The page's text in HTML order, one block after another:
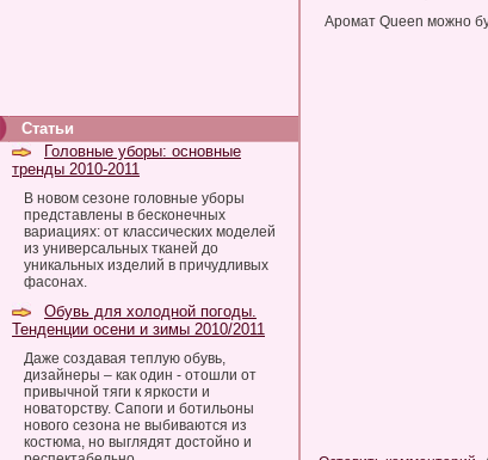
Статьи
Головные уборы: основные
тренды 2010-2011
В новом сезоне головные уборы
представлены в бесконечных
вариациях: от классических моделей
из универсальных тканей до
уникальных изделий в причудливых
фасонах.
Обувь для холодной погоды.
Тенденции осени и зимы 2010/2011
Даже создавая теплую обувь,
дизайнеры – как один - отошли от
привычной тяги к яркости и
новаторству. Сапоги и ботильоны
нового сезона не выбиваются из
костюма, но выглядят достойно и
Аромат Queen можно